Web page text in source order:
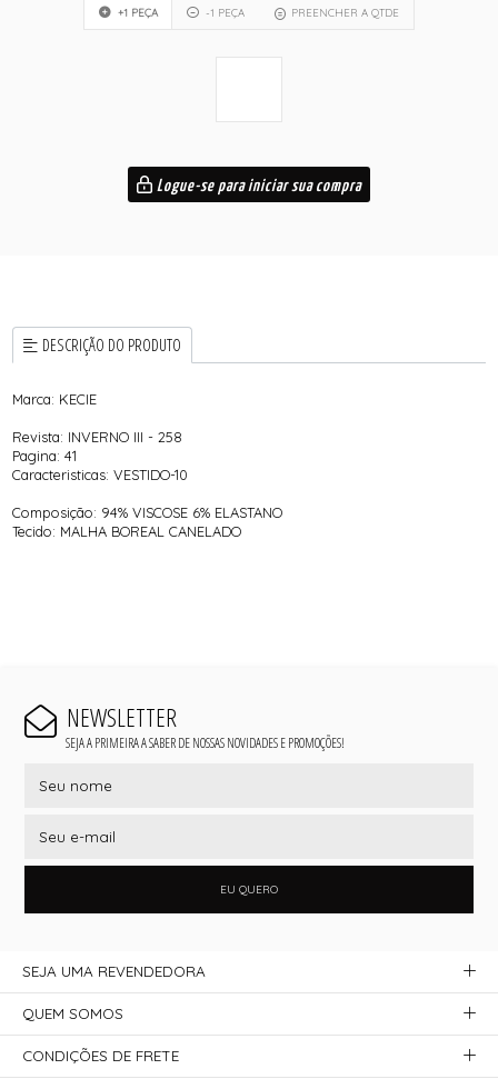
+1 PEÇA -1 PEÇA PREENCHER A QTDE
Logue-se para iniciar sua compra
DESCRIÇÃO DO PRODUTO
Marca: KECIE
Revista: INVERNO III - 258
Pagina: 41
Caracteristicas: VESTIDO-10
Composição: 94% VISCOSE 6% ELASTANO
Tecido: MALHA BOREAL CANELADO
NEWSLETTER
SEJA A PRIMEIRA A SABER DE NOSSAS NOVIDADES E PROMOÇÕES!
EU QUERO
SEJA UMA REVENDEDORA
QUEM SOMOS
CONDIÇÕES DE FRETE